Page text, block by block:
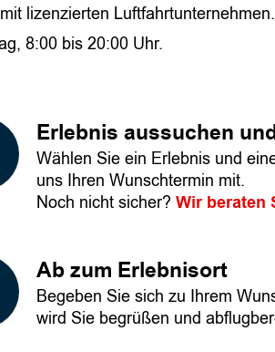
lizenzierten Luftfahrtunternehmen.
8:00 bis 20:00 Uhr.
Erlebnis aussuchen
Wählen Sie ein Erlebnis und
uns Ihren Wunschtermin mit.
Noch nicht sicher? Wir beraten
Ab zum Erlebnisort
Begeben Sie sich zu Ihrem
wird Sie begrüßen und